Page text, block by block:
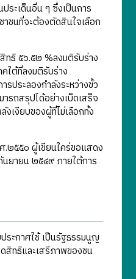
ระเด็นอื่น ๆ ซึ่งเป็นการ
าชนที่จะต้องตัดสินใจเลือก
ทธิ ๕๖.๕๒ %ลงมติรับร่าง
ใต้ที่ลงมติรับร่าง
ประลองกำลังระหว่างขั้ว
รถสรุปได้อย่างเบ็ดเสร็จ
งเงียบของผู้ที่ไม่เลือกทั้ง
.๒๕๕๐ ผู้เขียนใคร่ขอแสดง
นยายน ๒๕๔๙ ภายใต้การ
ะกาศใช้ เป็นรัฐธรรมนูญ
สิทธิและเสรีภาพของชน